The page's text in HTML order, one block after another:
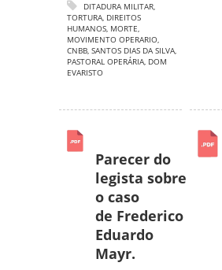
DITADURA MILITAR,
TORTURA, DIREITOS
HUMANOS, MORTE,
MOVIMENTO OPERARIO,
CNBB, SANTOS DIAS DA SILVA,
PASTORAL OPERÁRIA, DOM
EVARISTO
Parecer do
legista sobre
o caso
de Frederico
Eduardo
Mayr.